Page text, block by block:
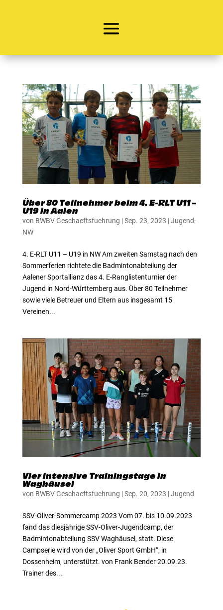
Über 80 Teilnehmer beim 4. E-RLT U11 –
U19 in Aalen
von BWBV Geschaeftsfuehrung |Sep. 23, 2023 |Jugend-
NW
4. E-RLT U11 – U19 in NW Am zweiten Samstag nach den
Sommerferien richtete die Badmintonabteilung der
Aalener Sportallianz das 4. E-Ranglistenturnier der
Jugend in Nord-Württemberg aus. Über 80 Teilnehmer
sowie viele Betreuer und Eltern aus insgesamt 15
Vereinen...
Vier intensive Trainingstage in
Waghäusel
von BWBV Geschaeftsfuehrung |Sep. 20, 2023 |Jugend
SSV-Oliver-Sommercamp 2023 Vom 07. bis 10.09.2023
fand das diesjährige SSV-Oliver-Jugendcamp, der
Badmintonabteilung SSV Waghäusel, statt. Diese
Campserie wird von der „Oliver Sport GmbH“, in
Dossenheim, unterstützt. von Frank Bender 20.09.23.
Trainer des...